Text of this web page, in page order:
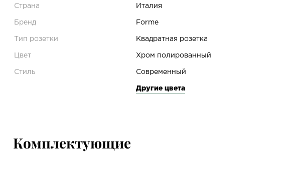
Страна Италия
Бренд Forme
Тип розетки Квадратная розетка
Цвет Хром полированный
Стиль Современный
Другие цвета
Комплектующие